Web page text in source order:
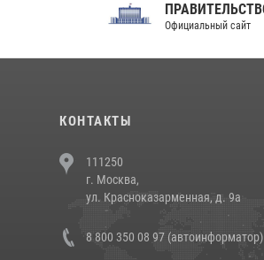
ПРАВИТЕЛЬСТВО РФ
Официальный сайт
КОНТАКТЫ
111250
г. Москва,
ул. Красноказарменная, д. 9а
8 800 350 08 97 (автоинформатор)